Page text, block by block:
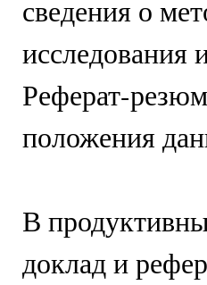
сведения о
исследования
Реферат-
положения
В
доклад и